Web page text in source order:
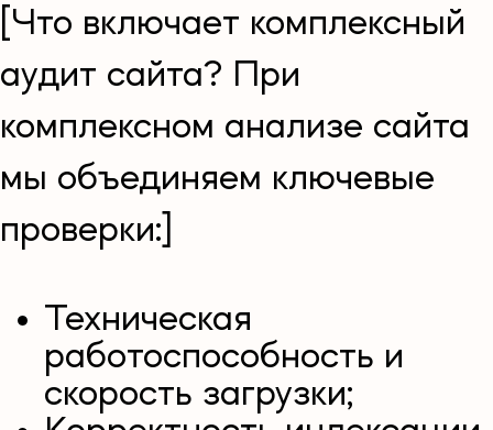
[Что включает комплексный
аудит сайта? При
комплексном анализе сайта
мы объединяем ключевые
проверки:]
Техническая
работоспособность и
скорость загрузки;